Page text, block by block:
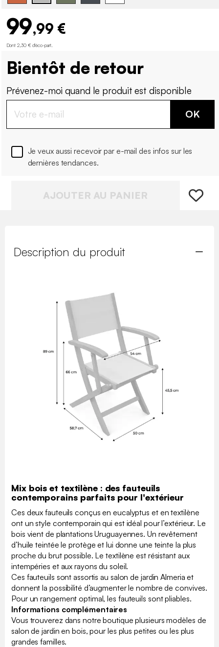
99,99 €
Dont 2,30 € d'éco-part
Bientôt de retour
Prévenez-moi quand le produit est disponible
OK
Je veux aussi recevoir par e-mail des infos sur les
dernières tendances.
AJOUTER AU PANIER
Description du produit
Mix bois et textilène : des fauteuils
contemporains parfaits pour l'extérieur
Ces deux fauteuils conçus en eucalyptus et en textilène
ont un style contemporain qui est idéal pour l’extérieur. Le
bois vient de plantations Uruguayennes. Un revêtement
d’huile teintée le protège et lui donne une teinte la plus
proche du brut possible. Le textilène est résistant aux
intempéries et aux rayons du soleil.
Ces fauteuils sont assortis au salon de jardin Almeria et
donnent la possibilité d’augmenter le nombre de convives.
Pour un rangement optimal, les fauteuils sont pliables.
Informations complémentaires
Vous trouverez dans notre boutique plusieurs modèles de
salon de jardin en bois, pour les plus petites ou les plus
grandes familles.